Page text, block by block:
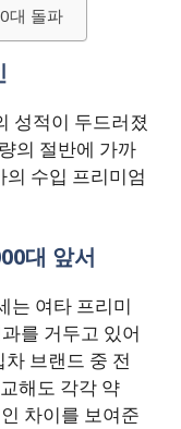
대 돌파
성적이 두드러졌
의 절반에 가까
수입 프리미엄
대 앞서
는 여타 프리미
를 거두고 있어
브랜드 중 전
해도 각각 약
차이를 보여준